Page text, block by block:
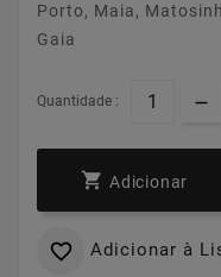
Porto, Maia,
Gaia
Quantidade :
 Adicionar
 Adicionar à